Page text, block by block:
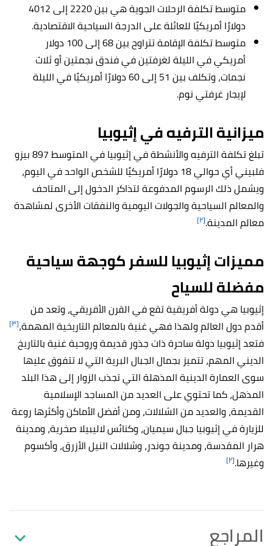
متوسط تكلفة الرحلات الجوية هي بين 2220 إلى 4012
دولارًا أمريكيًا للعائلة على الدرجة السياحية الاقتصادية.
متوسط تكلفة الإقامة تتراوح بين 68 إلى 100 دولار
أمريكي في الليلة لغرفتين في فندق نجمتين أو ثلاث
نجمات، وتكلف بين 51 إلى 60 دولارًا أمريكيًا في الليلة
لإيجار غرفتي نوم.
ميزانية الترفيه في إثيوبيا
تبلغ تكلفة الترفيه والأنشطة في إثيوبيا في المتوسط 897 بيزو
فلبيني أي حوالي 18 دولارًا أمريكيًا للشخص الواحد في اليوم،
ويشمل ذلك الرسوم المدفوعة لتذاكر الدخول إلى المتاحف
والمعالم السياحية والجولات اليومية والنفقات الأخرى لمشاهدة
معالم المدينة.[٢]
مميزات إثيوبيا للسفر كوجهة سياحية
مفضلة للسياح
إثيوبيا هي دولة أفريقية تقع في القرن الأفريقي، وتعد من
أقدم دول العالم ولهذا فهي غنية بالمعالم التاريخية المهمة،[٣]
فتعد إثيوبيا دولة ساحرة ذات جذور قديمة وروحية غنية بالتاريخ
الديني المهم، تتميز بجمال الجبال البرية التي لا تتفوق عليها
سوى العمارة الدينية المذهلة التي تجذب الزوار إلى هذا البلد
المذهل، كما تحتوي على العديد من المساجد الإسلامية
القديمة، والعديد من الشلالات، ومن أفضل الأماكن وأكثرها روعة
للزيارة في إثيوبيا جبال سيميان، وكنائس لاليبيلا صخرية، ومدينة
هرار المقدسة، ومدينة جوندر، وشلالات النيل الأزرق، وأكسوم
وغيرها.[٢]
المراجع